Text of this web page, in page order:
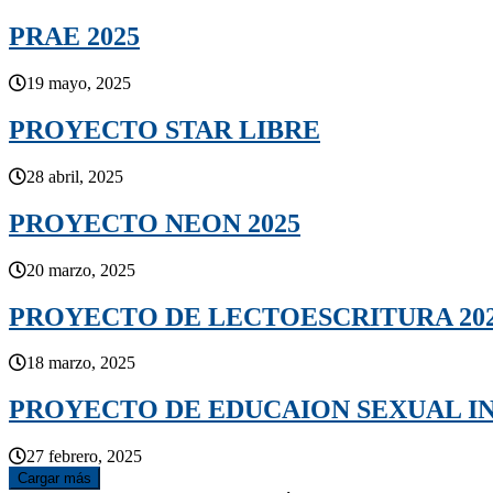
PRAE 2025
19 mayo, 2025
PROYECTO STAR LIBRE
28 abril, 2025
PROYECTO NEON 2025
20 marzo, 2025
PROYECTO DE LECTOESCRITURA
18 marzo, 2025
PROYECTO DE EDUCAION SEXUAL
27 febrero, 2025
Cargar más